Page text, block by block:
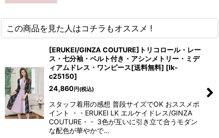
この商品を見た人はコチラもオススメ !
[ERUKEI/GINZA COUTURE]トリコロール・レー
ス・七分袖・ベルト付き・アシンメトリー・ミデ
ィアムドレス・ワンピース[送料無料] [lk-
c25150]
24,860 円 (税込)
スタッフ着用の感想 普段サイズでOK おススメポ
イント ・・ERUKEI LK エルケイドレス/GINZA
COUTURE・・ 3色が互いに引き立て合うモダン
な配色が華やかで…